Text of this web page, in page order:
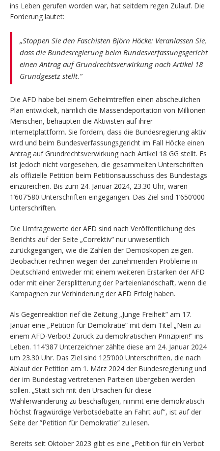
ins Leben gerufen worden war, hat seitdem regen Zulauf. Die
Forderung lautet:
„Stoppen Sie den Faschisten Björn Höcke: Veranlassen Sie,
dass die Bundesregierung beim Bundesverfassungsgericht
einen Antrag auf Grundrechtsverwirkung nach Artikel 18
Grundgesetz stellt.”
Die AFD habe bei einem Geheimtreffen einen abscheulichen
Plan entwickelt, nämlich die Massendeportation von Millionen
Menschen, behaupten die Aktivisten auf ihrer
Internetplattform. Sie fordern, dass die Bundesregierung aktiv
wird und beim Bundesverfassungsgericht im Fall Höcke einen
Antrag auf Grundrechtsverwirkung nach Artikel 18 GG stellt. Es
ist jedoch nicht vorgesehen, die gesammelten Unterschriften
als offizielle Petition beim Petitionsausschuss des Bundestags
einzureichen. Bis zum 24. Januar 2024, 23.30 Uhr, waren
1’607’580 Unterschriften eingegangen. Das Ziel sind 1’650’000
Unterschriften.
Die Umfragewerte der AFD sind nach Veröffentlichung des
Berichts auf der Seite „Correktiv” nur unwesentlich
zurückgegangen, wie die Zahlen der Demoskopen zeigen.
Beobachter rechnen wegen der zunehmenden Probleme in
Deutschland entweder mit einem weiteren Erstarken der AFD
oder mit einer Zersplitterung der Parteienlandschaft, wenn die
Kampagnen zur Verhinderung der AFD Erfolg haben.
Als Gegenreaktion rief die Zeitung „Junge Freiheit” am 17.
Januar eine „Petition für Demokratie” mit dem Titel „Nein zu
einem AFD-Verbot! Zurück zu demokratischen Prinzipien!” ins
Leben. 114’387 Unterzeichner zählte diese am 24. Januar 2024
um 23.30 Uhr. Das Ziel sind 125’000 Unterschriften, die nach
Ablauf der Petition am 1. März 2024 der Bundesregierung und
der im Bundestag vertretenen Parteien übergeben werden
sollen. „Statt sich mit den Ursachen für diese
Wählerwanderung zu beschäftigen, nimmt eine demokratisch
höchst fragwürdige Verbotsdebatte an Fahrt auf”, ist auf der
Seite der ”Petition für Demokratie” zu lesen.
Bereits seit Oktober 2023 gibt es eine „Petition für ein Verbot